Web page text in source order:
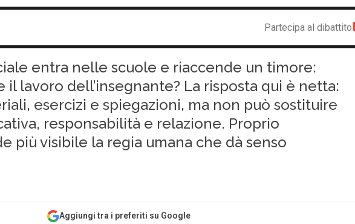
Partecipa al dibattito
entra nelle scuole e riaccende un timore:
il lavoro dell’insegnante? La risposta qui è netta:
esercizi e spiegazioni, ma non può sostituire
responsabilità e relazione. Proprio
più visibile la regia umana che dà senso
Aggiungi tra i preferiti su Google